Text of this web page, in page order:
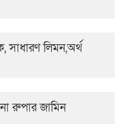
সাধারণ লিমন,অর্থ
রুপার জামিন